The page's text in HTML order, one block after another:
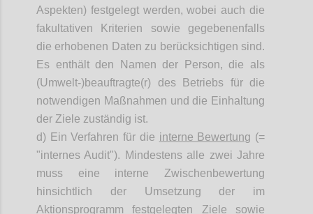
Aspekten) festgelegt werden, wobei auch die
fakultativen Kriterien sowie gegebenenfalls
die erhobenen Daten zu berücksichtigen sind.
Es enthält den Namen der Person, die als
(Umwelt-)beauftragte(r) des Betriebs für die
notwendigen Maßnahmen und die Einhaltung
der Ziele zuständig ist.
d) Ein Verfahren für die interne Bewertung (=
"internes Audit"). Mindestens alle zwei Jahre
muss eine interne Zwischenbewertung
hinsichtlich der Umsetzung der im
Aktionsprogramm festgelegten Ziele sowie